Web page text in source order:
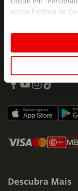
nossa Política de
Formulário de
218 247 247
(Chamada para a
Descubra Mais